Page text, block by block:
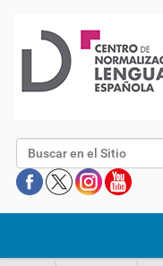
Buscar